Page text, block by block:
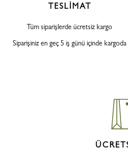
TESLİMAT
Tüm siparişlerde ücretsiz kargo
Siparişiniz en geç 5 iş günü içinde kargoda